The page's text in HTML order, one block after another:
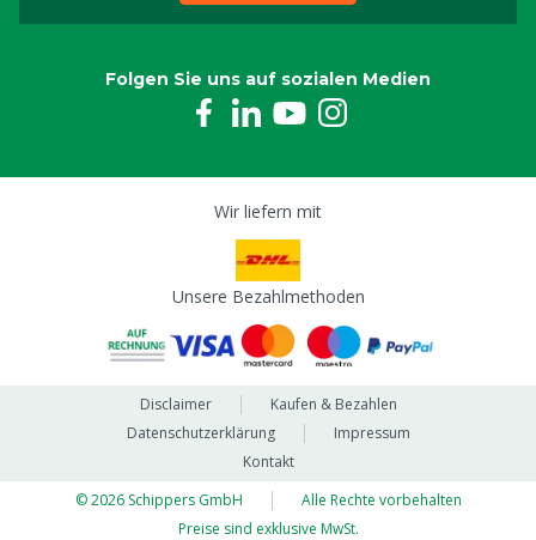
Folgen Sie uns auf sozialen Medien
Wir liefern mit
Unsere Bezahlmethoden
Disclaimer
Kaufen & Bezahlen
Datenschutzerklärung
Impressum
Kontakt
© 2026 Schippers GmbH
Alle Rechte vorbehalten
Preise sind exklusive MwSt.